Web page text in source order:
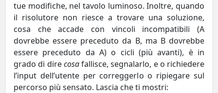
tue modifiche, nel tavolo luminoso. Inoltre, quando
il risolutore non riesce a trovare una soluzione,
cosa che accade con vincoli incompatibili (A
dovrebbe essere preceduto da B, ma B dovrebbe
essere preceduto da A) o cicli (più avanti), è in
grado di direcosafallisce, segnalarlo, e o richiedere
l’input dell’utente per correggerlo o ripiegare sul
percorso più sensato. Lascia che ti mostri: